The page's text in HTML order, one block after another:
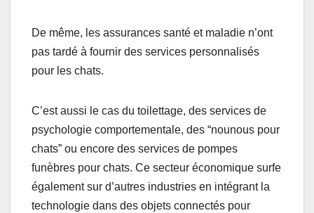
De même, les assurances santé et maladie n’ont
pas tardé à fournir des services personnalisés
pour les chats.
C’est aussi le cas du toilettage, des services de
psychologie comportementale, des “nounous pour
chats” ou encore des services de pompes
funèbres pour chats. Ce secteur économique surfe
également sur d’autres industries en intégrant la
technologie dans des objets connectés pour